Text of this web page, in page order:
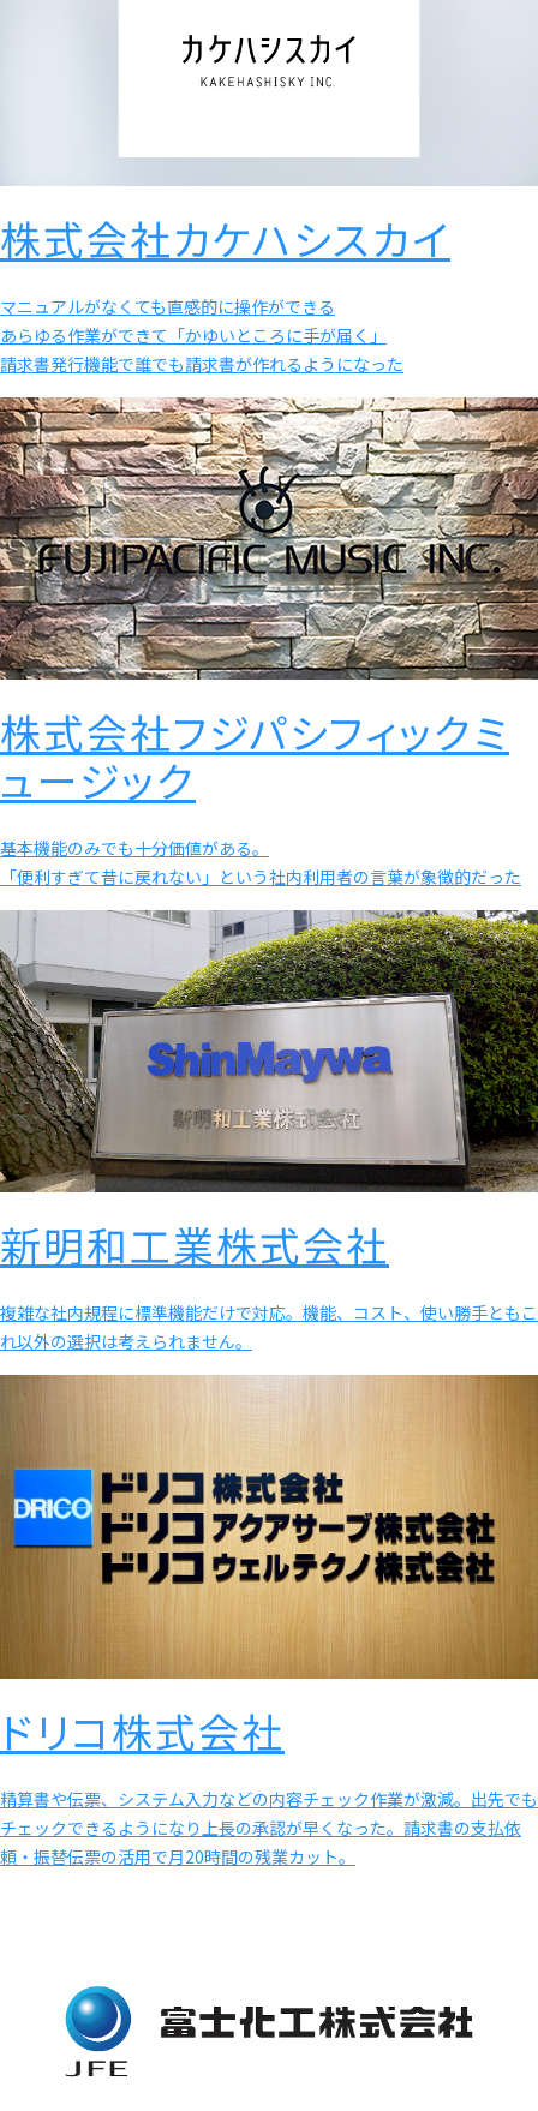
株式会社カケハシスカイ
マニュアルがなくても直感的に操作ができる
あらゆる作業ができて「かゆいところに手が届く」
請求書発行機能で誰でも請求書が作れるようになった
株式会社フジパシフィックミ
ュージック
基本機能のみでも十分価値がある。
「便利すぎて昔に戻れない」という社内利用者の言葉が象徴的だった
新明和工業株式会社
複雑な社内規程に標準機能だけで対応。機能、コスト、使い勝手ともこ
れ以外の選択は考えられません。
ドリコ株式会社
精算書や伝票、システム入力などの内容チェック作業が激減。出先でも
チェックできるようになり上長の承認が早くなった。請求書の支払依
頼・振替伝票の活用で月20時間の残業カット。